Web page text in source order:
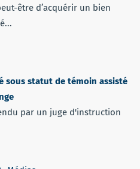
être d’acquérir un bien
sous statut de témoin assisté
par un juge d'instruction